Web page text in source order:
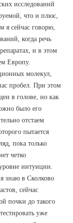
исследований
что и плюс,
я сейчас говорю,
когда речь
и в этом
Европу.
молекул,
пробел. При этом
в голове, но как
было его
отстаем
пытается
пока только
четко
интуиции.
знаю в Сколково
сейчас
почки до такого
уже